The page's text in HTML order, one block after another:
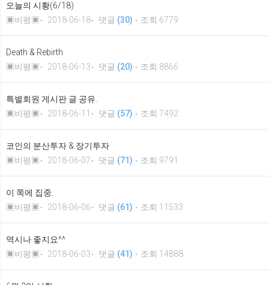
오늘의 시황(6/18)
▣비평▣
2018-06-18 댓글 (30) 조회 6779
Death & Rebirth
▣비평▣
2018-06-13 댓글 (20) 조회 8866
특별회원 게시판 글 공유.
▣비평▣
2018-06-11 댓글 (57) 조회 7492
코인의 분산투자 & 장기투자
▣비평▣
2018-06-07 댓글 (71) 조회 9791
이 쪽에 집중.
▣비평▣
2018-06-06 댓글 (61) 조회 11533
역시나 좋지요^^
▣비평▣
2018-06-03 댓글 (41) 조회 14888